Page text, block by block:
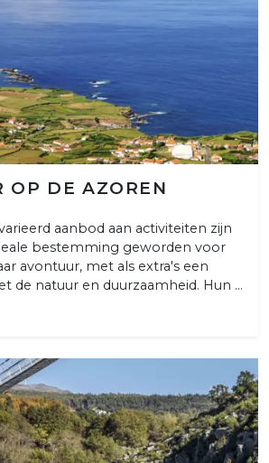
OP DE AZOREN
aanbod aan activiteiten zijn
bestemming geworden voor
avontuur, met als extra's een
de natuur en duurzaamheid. Hun ...